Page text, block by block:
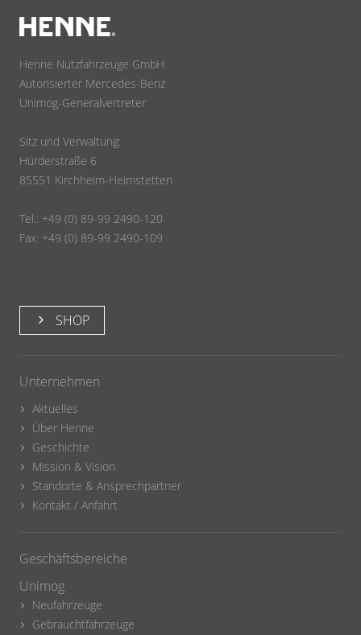
Henne Nutzfahrzeuge GmbH
Autorisierter Mercedes-Benz
Unimog-Generalvertreter
Sitz und Verwaltung:
Hürderstraße 6
85551 Kirchheim-Heimstetten
Tel.: +49 (0) 89-99 2490-120
Fax: +49 (0) 89-99 2490-109
SHOP
Unternehmen
Aktuelles
Über Henne
Geschichte
Mission & Vision
Standorte & Ansprechpartner
Kontakt / Anfahrt
Geschäftsbereiche
Unimog
Neufahrzeuge
Gebrauchtfahrzeuge